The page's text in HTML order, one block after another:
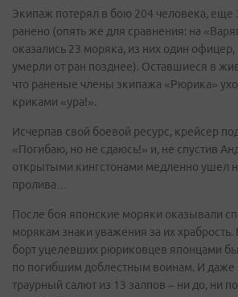
Экипаж потерял в бою 204 человека, еще
ранено (опять же для сравнения: на
оказались 23 моряка, из них один
умерли от ран позднее). Оставшиеся в
что раненые члены экипажа «Рюрика»
криками «ура!».
Исчерпав свой боевой ресурс, крейсер
«Погибаю, но не сдаюсь!» и, не спустив
открытыми кингстонами медленно ушел
пролива…
После боя японские моряки оказывали
морякам знаки уважения за их
борт уцелевших рюриковцев японцами
по погибшим доблестным воинам. И даже
траурный салют из 13 залпов – ни до, ни